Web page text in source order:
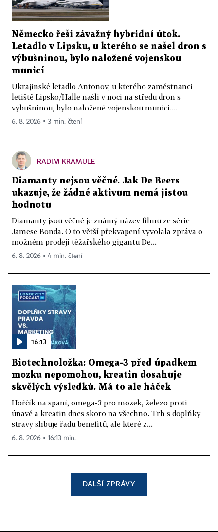
Německo řeší závažný hybridní útok.
Letadlo v Lipsku, u kterého se našel dron s
výbušninou, bylo naložené vojenskou
municí
Ukrajinské letadlo Antonov, u kterého zaměstnanci
letiště Lipsko/Halle našli v noci na středu dron s
výbušninou, bylo naložené vojenskou municí....
6. 8. 2026 ▪ 3 min. čtení
RADIM KRAMULE
Diamanty nejsou věčné. Jak De Beers
ukazuje, že žádné aktivum nemá jistou
hodnotu
Diamanty jsou věčné je známý název filmu ze série
Jamese Bonda. O to větší překvapení vyvolala zpráva o
možném prodeji těžařského gigantu De...
6. 8. 2026 ▪ 4 min. čtení
16:13
Biotechnoložka: Omega-3 před úpadkem
mozku nepomohou, kreatin dosahuje
skvělých výsledků. Má to ale háček
Hořčík na spaní, omega-3 pro mozek, železo proti
únavě a kreatin dnes skoro na všechno. Trh s doplňky
stravy slibuje řadu benefitů, ale které z...
6. 8. 2026 ▪ 16:13 min.
DALŠÍ ZPRÁVY